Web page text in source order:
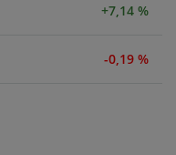
+7,14 %
-0,19 %